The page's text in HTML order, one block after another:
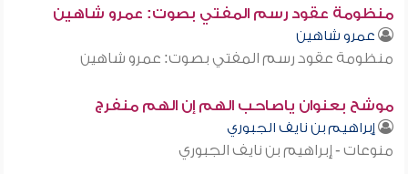
منظومة عقود رسم المفتي بصوت: عمرو شاهين
عمرو شاهين
منظومة عقود رسم المفتي بصوت: عمرو شاهين
موشح بعنوان ياصاحب الهم إن الهم منفرج
إبراهيم بن نايف الجبوري
منوعات - إبراهيم بن نايف الجبوري